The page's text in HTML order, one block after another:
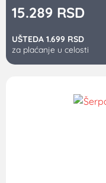
15.289 RSD
UŠTEDA 1.699 RSD
za plaćanje u celosti